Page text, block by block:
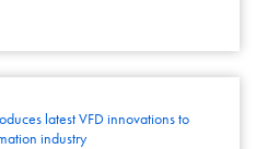
latest VFD innovations to
industry